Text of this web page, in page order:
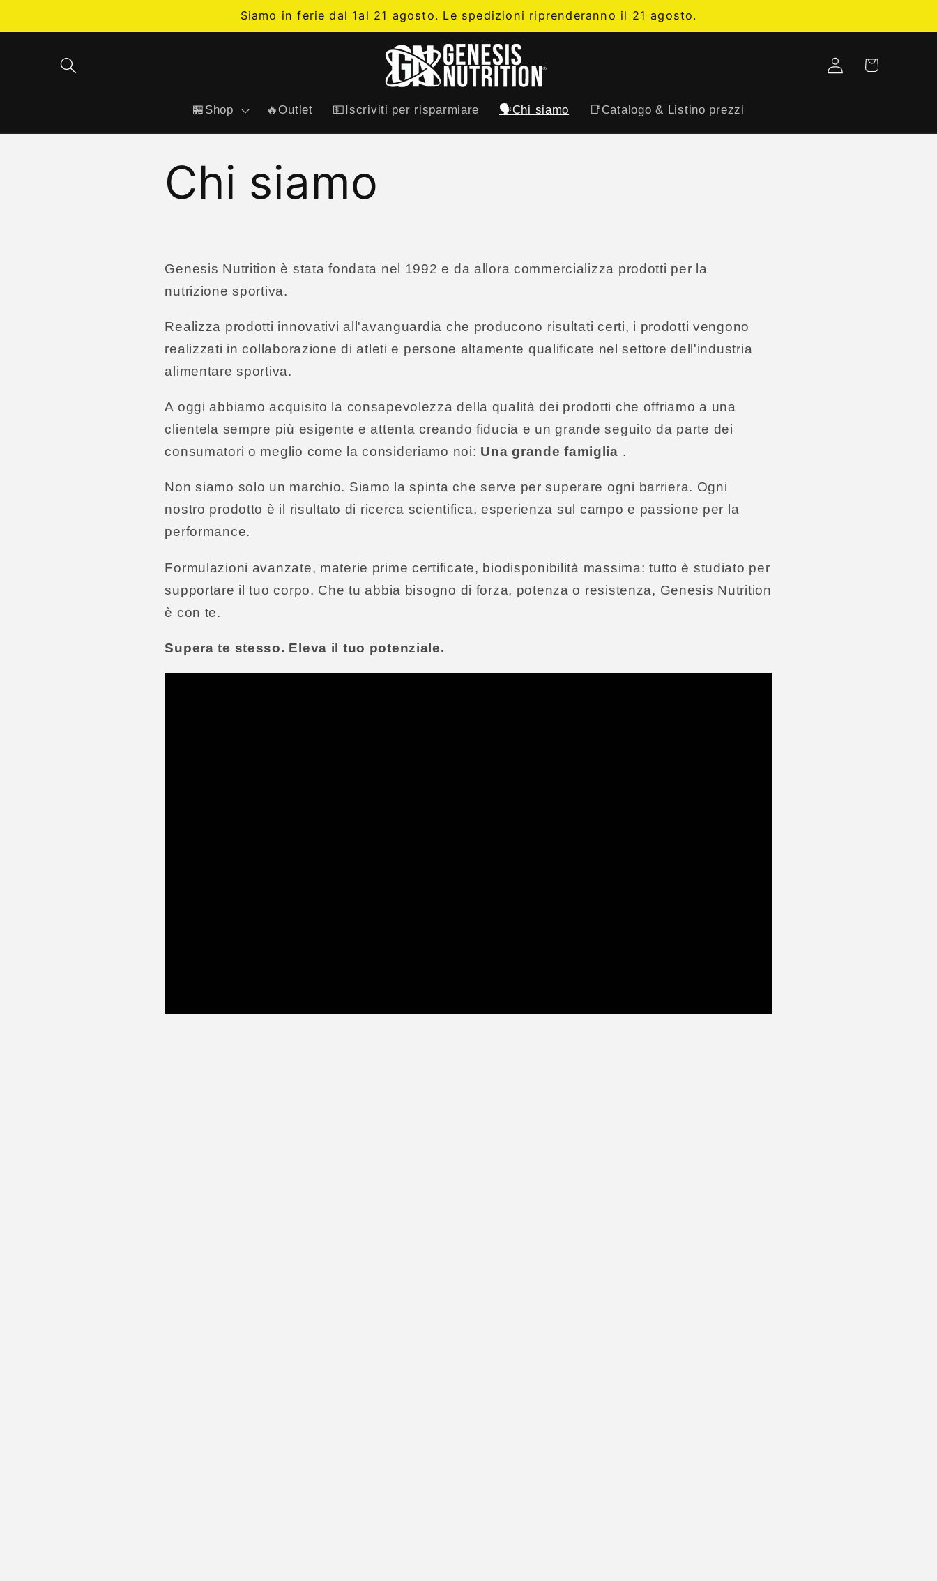
ai contenuti
Siamo in ferie dal 1al 21 agosto. Le spedizioni riprenderanno il 21 agosto.
🏪Shop 🔥Outlet 💵Iscriviti per risparmiare 🗣️Chi siamo 📑Catalogo & Listino prezzi
Accedi Carrello
Chi siamo
Genesis Nutrition è stata fondata nel 1992 e da allora commercializza prodotti per la
nutrizione sportiva.
Realizza prodotti innovativi all'avanguardia che producono risultati certi, i prodotti vengono
realizzati in collaborazione di atleti e persone altamente qualificate nel settore dell'industria
alimentare sportiva.
A oggi abbiamo acquisito la consapevolezza della qualità dei prodotti che offriamo a una
clientela sempre più esigente e attenta creando fiducia e un grande seguito da parte dei
consumatori o meglio come la consideriamo noi: Una grande famiglia .
Non siamo solo un marchio. Siamo la spinta che serve per superare ogni barriera. Ogni
nostro prodotto è il risultato di ricerca scientifica, esperienza sul campo e passione per la
performance.
Formulazioni avanzate, materie prime certificate, biodisponibilità massima: tutto è studiato per
supportare il tuo corpo. Che tu abbia bisogno di forza, potenza o resistenza, Genesis Nutrition
è con te.
Supera te stesso. Eleva il tuo potenziale.